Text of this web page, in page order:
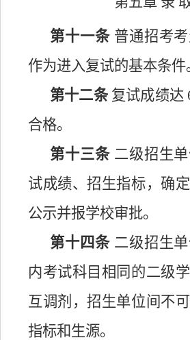
第十一条 普通招考
作为进入复试的基本条件
第十二条 复试成绩达
合格。
第十三条 二级招生
试成绩、招生指标，确定
公示并报学校审批。
第十四条 二级招生
内考试科目相同的二级
互调剂，招生单位间不
指标和生源。